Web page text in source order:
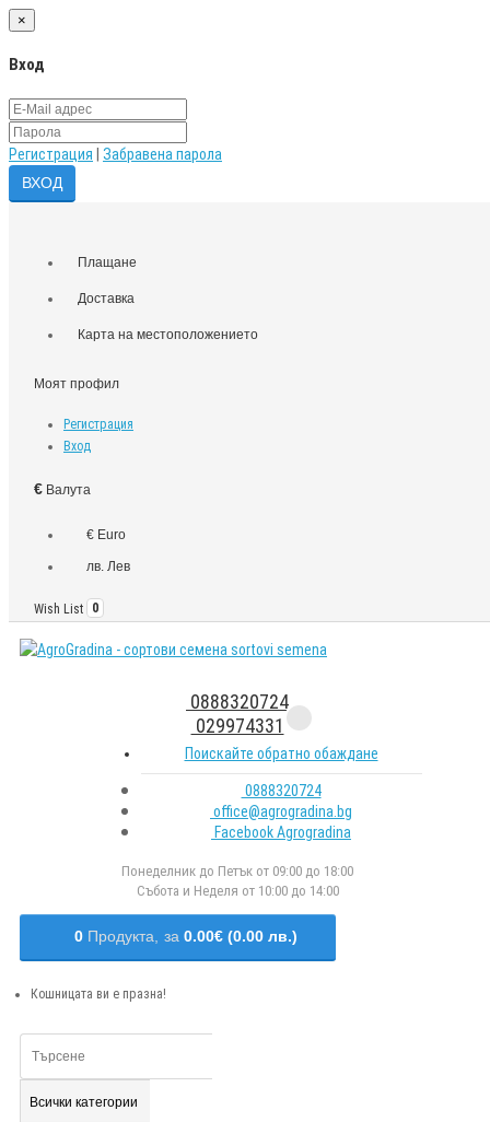
×
Вход
Регистрация Забравена парола
Плащане
Доставка
Карта на местоположението
Моят профил
Регистрация
Вход
€ Валута
€ Euro
лв. Лев
Wish List 0
0888320724
029974331
Поискайте обратно обаждане
0888320724
office@agrogradina.bg
Facebook Agrogradina
Понеделник до Петък от 09:00 до 18:00
Събота и Неделя от 10:00 до 14:00
0 Продукта, за 0.00€ (0.00 лв.)
Кошницата ви е празна!
Всички категории